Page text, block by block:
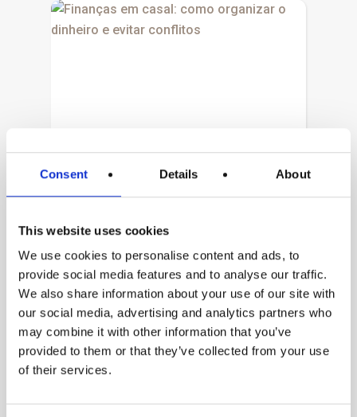
Consent Details About
This website uses cookies
We use cookies to personalise content and ads, to
provide social media features and to analyse our traffic.
We also share information about your use of our site with
our social media, advertising and analytics partners who
may combine it with other information that you’ve
provided to them or that they’ve collected from your use
of their services.
Fev 12, 2026
FINANÇAS EM CASAL:
COMO ORGANIZAR O
DINHEIRO E EVITAR
CONFLITOS
Um dos maiores focos de conflito